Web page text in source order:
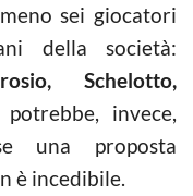
sei giocatori
della società:
Schelotto,
potrebbe, invece,
una proposta
è incedibile.